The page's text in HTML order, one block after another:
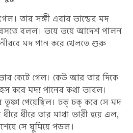
তার সঙ্গী এবার ভান্ডের মদ
বসতে বলল। ভয়ে ভয়ে আদেশ পালন
মদ পান করে খেলতে শুরু
কেটে গেল। কেউ আর তার দিকে
করে মদ্য পানের কথা ভাবল।
তৃষ্ণা পেয়েছিল। ঢক্ ঢক্ করে সে মদ
ধীরে তার মাথা ভারী হয়ে এল,
সে ঘুমিয়ে পড়ল।